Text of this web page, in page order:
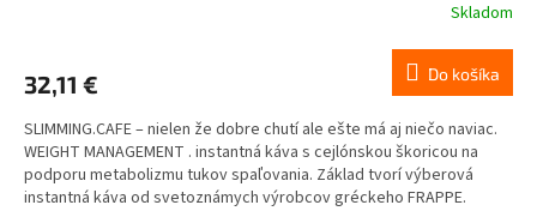
Skladom
32,11 € Do košíka
SLIMMING.CAFE – nielen že dobre chutí ale ešte má aj niečo naviac.
WEIGHT MANAGEMENT . instantná káva s cejlónskou škoricou na
podporu metabolizmu tukov spaľovania. Základ tvorí výberová
instantná káva od svetoznámych výrobcov gréckeho FRAPPE.